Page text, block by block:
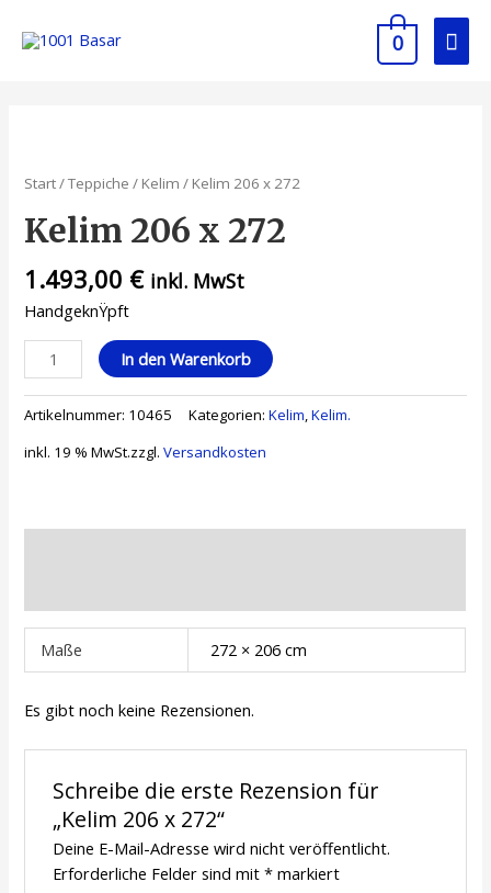
0
Start/Teppiche / Kelim / Kelim 206 x 272
Kelim 206 x 272
1.493,00 € inkl. MwSt
HandgeknŸpft
In den Warenkorb
Artikelnummer: 10465 Kategorien:Kelim,Kelim.
inkl. 19 % MwSt.zzgl.Versandkosten
Maße 272 × 206 cm
Es gibt noch keine Rezensionen.
Schreibe die erste Rezension für
„Kelim 206 x 272“
Deine E-Mail-Adresse wird nicht veröffentlicht.
Erforderliche Felder sind mit *markiert